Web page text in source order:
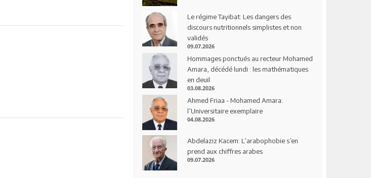
Le régime Tayibat: Les dangers des
discours nutritionnels simplistes et non
validés
09.07.2026
Hommages ponctués au recteur Mohamed
Amara, décédé lundi : les mathématiques
en deuil
03.08.2026
Ahmed Friaa - Mohamed Amara:
l’Universitaire exemplaire
04.08.2026
Abdelaziz Kacem: L’arabophobie s’en
prend aux chiffres arabes
09.07.2026